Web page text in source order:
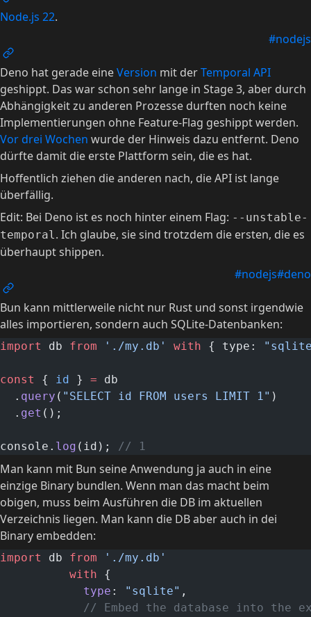
Node.js 22.
#nodejs
Deno hat gerade eineVersion mit derTemporal API
geshippt. Das war schon sehr lange in Stage 3, aber durch
Abhängigkeit zu anderen Prozesse durften noch keine
Implementierungen ohne Feature-Flag geshippt werden.
Vor drei Wochen wurde der Hinweis dazu entfernt. Deno
dürfte damit die erste Plattform sein, die es hat.
Hoffentlich ziehen die anderen nach, die API ist lange
überfällig.
Edit: Bei Deno ist es noch hinter einem Flag: --unstable-
temporal. Ich glaube, sie sind trotzdem die ersten, die es
überhaupt shippen.
#nodejs#deno
Bun kann mittlerweile nicht nur Rust und sonst irgendwie
alles importieren, sondern auch SQLite-Datenbanken:
import db from './my.db' with { type:
const { id } = db
  .
query ( "SELECT id FROM users LIMIT 1" )
  .
get ();
console. log (id); // 1
Man kann mit Bun seine Anwendung ja auch in eine
einzige Binary bundlen. Wenn man das macht beim
obigen, muss beim Ausführen die DB im aktuellen
Verzeichnis liegen. Man kann die DB aber auch in dei
Binary embedden:
import db from './my.db'
          with
{
            type
: "sqlite" ,
// Embed the database into the